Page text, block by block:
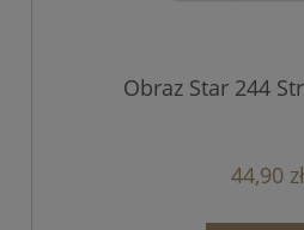
Obraz Star 244
44,90 zł